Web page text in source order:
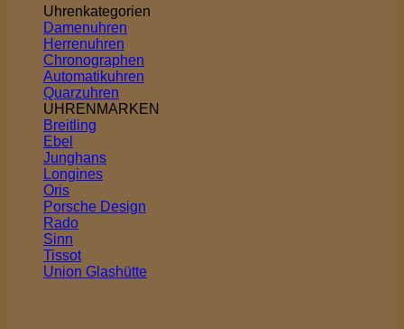
Uhrenkategorien
Damenuhren
Herrenuhren
Chronographen
Automatikuhren
Quarzuhren
UHRENMARKEN
Breitling
Ebel
Junghans
Longines
Oris
Porsche Design
Rado
Sinn
Tissot
Union Glashütte